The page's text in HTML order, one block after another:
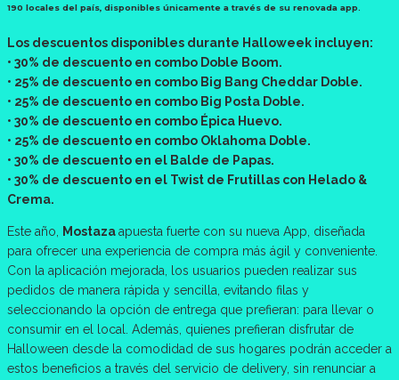
190 locales del país, disponibles únicamente a través de su renovada app.
Los descuentos disponibles durante Halloweek incluyen:
• 30% de descuento en combo Doble Boom.
• 25% de descuento en combo Big Bang Cheddar Doble.
• 25% de descuento en combo Big Posta Doble.
• 30% de descuento en combo Épica Huevo.
• 25% de descuento en combo Oklahoma Doble.
• 30% de descuento en el Balde de Papas.
• 30% de descuento en el Twist de Frutillas con Helado &
Crema.
Este año, Mostazaapuesta fuerte con su nueva App, diseñada
para ofrecer una experiencia de compra más ágil y conveniente.
Con la aplicación mejorada, los usuarios pueden realizar sus
pedidos de manera rápida y sencilla, evitando filas y
seleccionando la opción de entrega que prefieran: para llevar o
consumir en el local. Además, quienes prefieran disfrutar de
Halloween desde la comodidad de sus hogares podrán acceder a
estos beneficios a través del servicio de delivery, sin renunciar a